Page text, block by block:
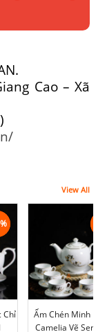
Cao – Xã
View All
Chỉ
Ấm Chén Minh
Camelia Vẽ Sen